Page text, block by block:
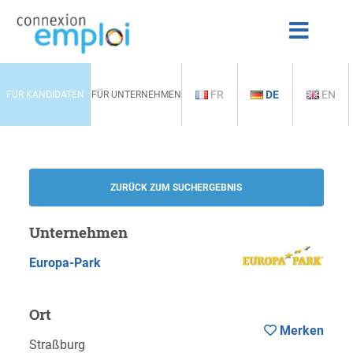
FÜR KANDIDATEN FÜR UNTERNEHMEN FR DE EN
ZURÜCK ZUM SUCHERGEBNIS
Unternehmen
Europa-Park
Ort
Straßburg
Merken